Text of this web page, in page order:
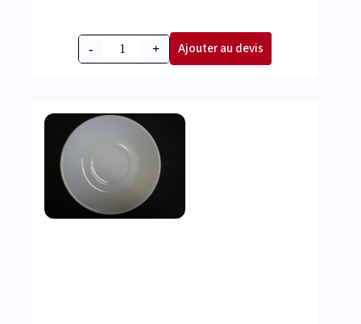
- + Ajouter au devis